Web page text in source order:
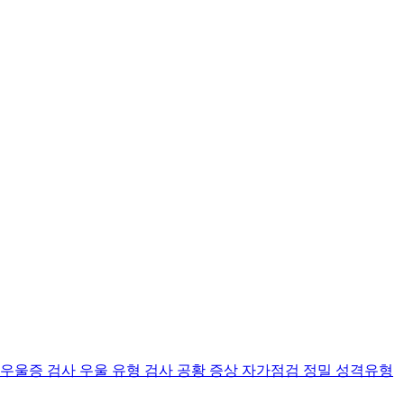
울증 검사 우울 유형 검사 공황 증상 자가점검 정밀 성격유형